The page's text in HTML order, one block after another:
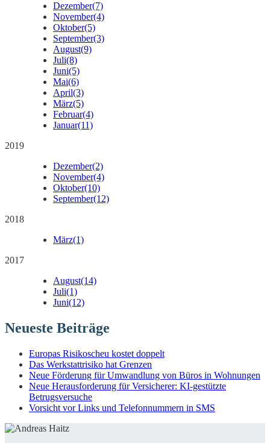
Dezember(7)
November(4)
Oktober(5)
September(3)
August(9)
Juli(8)
Juni(5)
Mai(6)
April(3)
März(5)
Februar(4)
Januar(11)
2019
Dezember(2)
November(4)
Oktober(10)
September(12)
2018
März(1)
2017
August(14)
Juli(1)
Juni(12)
Neueste Beiträge
Europas Risikoscheu kostet doppelt
Das Werkstattrisiko hat Grenzen
Neue Förderung für Umwandlung von Büros in Wohnungen
Neue Herausforderung für Versicherer: KI-gestützte
Betrugsversuche
Vorsicht vor Links und Telefonnummern in SMS